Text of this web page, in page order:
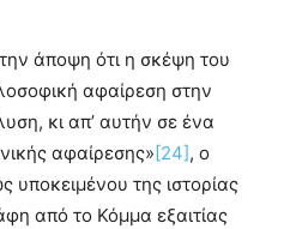
άποψη ότι η σκέψη του
αφαίρεση στην
κι απ’ αυτήν σε ένα
αφαίρεσης»[24], ο
υποκειμένου της ιστορίας
από το Κόμμα εξαιτίας